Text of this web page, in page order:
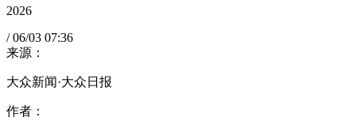
2026
/ 06/03 07:36
来源：
大众新闻·大众日报
作者：